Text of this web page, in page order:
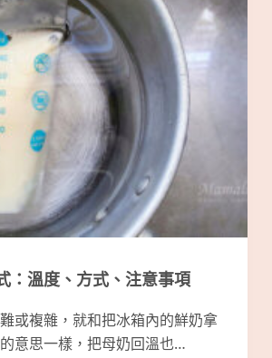
：溫度、方式、注意事項
或複雜，就和把冰箱內的鮮奶拿
意思一樣，把母奶回溫也…